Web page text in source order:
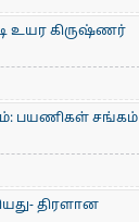
உயர கிருஷ்ணர்
பயணிகள் சங்கம்
திரளான